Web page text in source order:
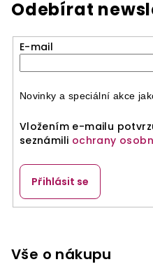
Odebírat
E-mail
Novinky a speciální akce
Vložením e-mailu
seznámili ochrany
Přihlásit se
Vše o nákupu